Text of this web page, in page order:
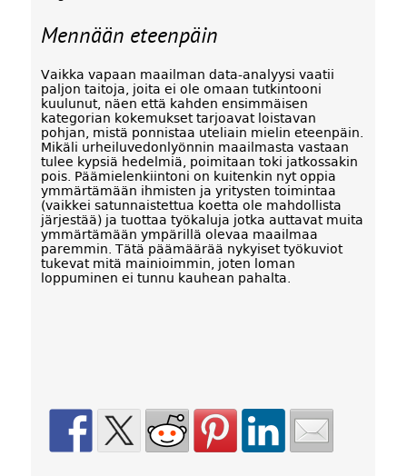
Mennään eteenpäin
Vaikka vapaan maailman data-analyysi vaatii
paljon taitoja, joita ei ole omaan tutkintooni
kuulunut, näen että kahden ensimmäisen
kategorian kokemukset tarjoavat loistavan
pohjan, mistä ponnistaa uteliain mielin eteenpäin.
Mikäli urheiluvedonlyönnin maailmasta vastaan
tulee kypsiä hedelmiä, poimitaan toki jatkossakin
pois. Päämielenkiintoni on kuitenkin nyt oppia
ymmärtämään ihmisten ja yritysten toimintaa
(vaikkei satunnaistettua koetta ole mahdollista
järjestää) ja tuottaa työkaluja jotka auttavat muita
ymmärtämään ympärillä olevaa maailmaa
paremmin. Tätä päämäärää nykyiset työkuviot
tukevat mitä mainioimmin, joten loman
loppuminen ei tunnu kauhean pahalta.